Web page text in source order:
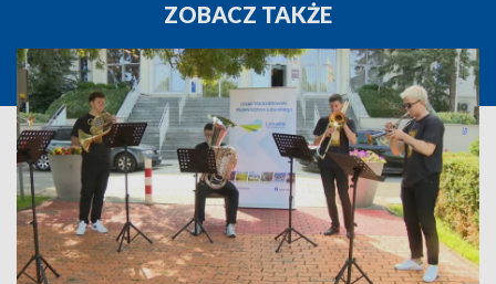
ZOBACZ TAKŻE